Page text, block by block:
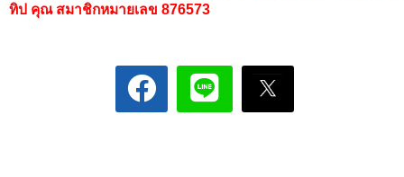
ทิป คุณ สมาชิกหมายเลข 876573